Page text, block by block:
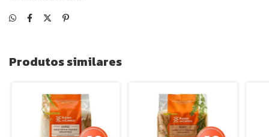
Produtos similares